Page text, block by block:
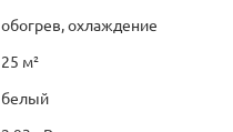
обогрев, охлаждение
25 м²
белый